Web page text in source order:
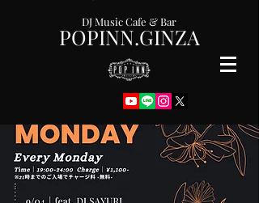
POPINN.GINZA
DJ Music Cafe & Bar